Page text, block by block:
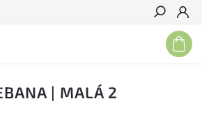
Hľadať
| MALÁ 2